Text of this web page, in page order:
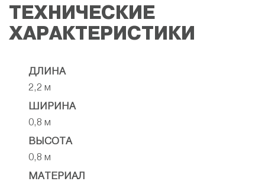
ТЕХНИЧЕСКИЕ
ХАРАКТЕРИСТИКИ
ДЛИНА
2,2 м
ШИРИНА
0,8 м
ВЫСОТА
0,8 м
МАТЕРИАЛ